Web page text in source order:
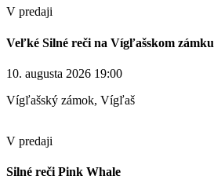
V predaji
Veľké Silné reči na Vígľašskom zámku
10. augusta 2026 19:00
Vígľašský zámok, Vígľaš
V predaji
Silné reči Pink Whale